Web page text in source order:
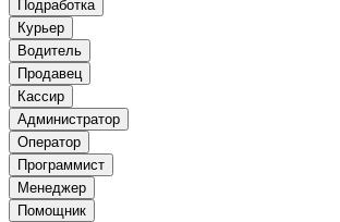
Подработка
Курьер
Водитель
Продавец
Кассир
Администратор
Оператор
Программист
Менеджер
Помощник